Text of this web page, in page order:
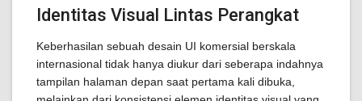
Identitas Visual Lintas Perangkat
Keberhasilan sebuah desain UI komersial berskala
internasional tidak hanya diukur dari seberapa indahnya
tampilan halaman depan saat pertama kali dibuka,